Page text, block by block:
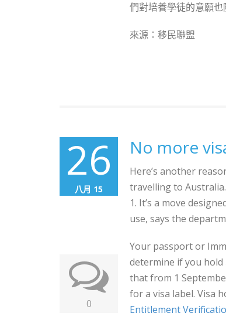
們對培養學徒的意願也
來源：移民聯盟
26
八月 15
0
No more
Here’s another
travelling to
1. It’s a move
use, says the
Your passport or
determine if you hold
that from 1
for a visa label. Visa
Entitlement